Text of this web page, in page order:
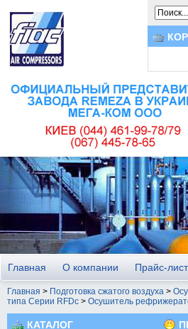
Главная О компании Прайс-лист
Главная > Подготовка сжатого воздуха >
типа Серии RFDc > Осушитель
КАТАЛОГ